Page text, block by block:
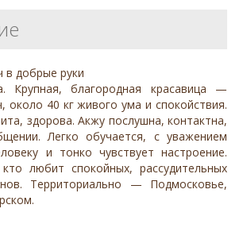
в добрые руки
Крупная, благородная красавица —
около 40 кг живого ума и спокойствия.
здорова. Акжу послушна, контактна,
Легко обучается, с уважением
и тонко чувствует настроение.
любит спокойных, рассудительных
Территориально — Подмосковье,